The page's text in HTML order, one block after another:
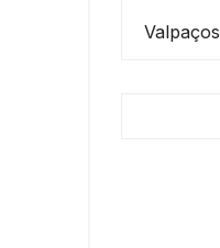
Valpaços